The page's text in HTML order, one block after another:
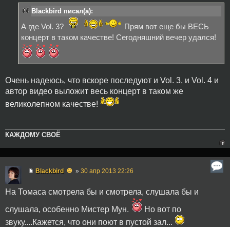
Blackbird писал(а):
А где Vol. 3?
Прям вот еще бы ВЕСЬ
концерт в таком качестве! Сегодняшний вечер удался!
Очень надеюсь, что вскоре последуют и Vol. 3, и Vol. 4 и
автор видео выложит весь концерт в таком же
великолепном качестве!
КАЖДОМУ СВОЁ
Blackbird ☻ » 30 апр 2013 22:26
На Томаса смотрела бы и смотрела, слушала бы и
слушала, особенно Мистер Мун.
Но вот по
звуку....Кажется, что они поют в пустой зал...